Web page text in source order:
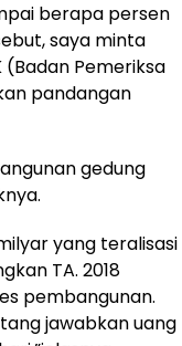
berapa persen
saya minta
Pemeriksa
pandangan
gedung
yang teralisasi
TA. 2018
pembangunan.
jawabkan uang